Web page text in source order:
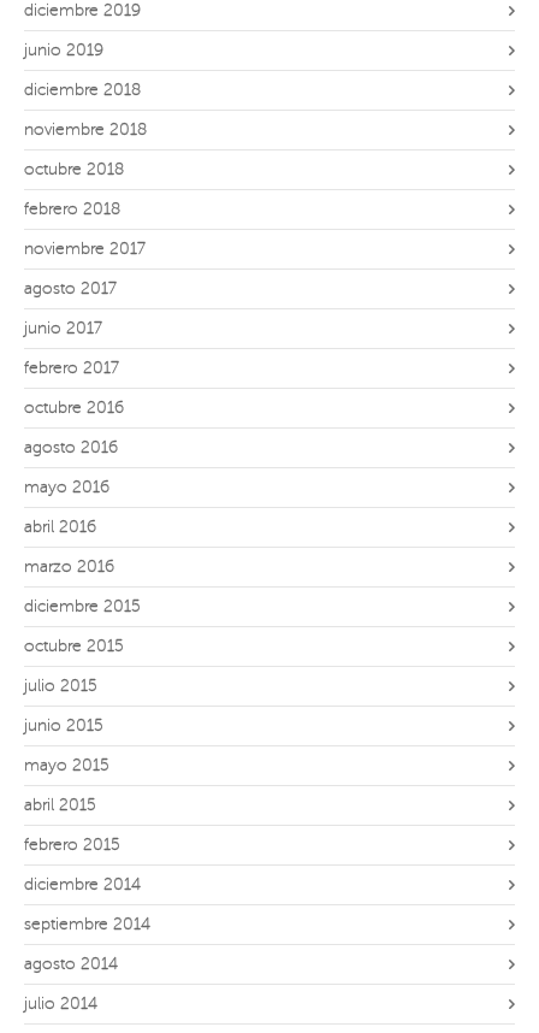
diciembre 2019
junio 2019
diciembre 2018
noviembre 2018
octubre 2018
febrero 2018
noviembre 2017
agosto 2017
junio 2017
febrero 2017
octubre 2016
agosto 2016
mayo 2016
abril 2016
marzo 2016
diciembre 2015
octubre 2015
julio 2015
junio 2015
mayo 2015
abril 2015
febrero 2015
diciembre 2014
septiembre 2014
agosto 2014
julio 2014